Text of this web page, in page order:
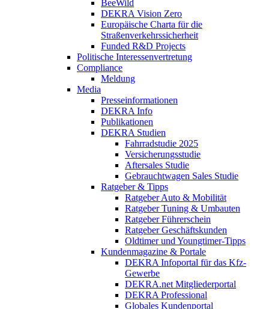
BeeWild
DEKRA Vision Zero
Europäische Charta für die
Straßenverkehrssicherheit
Funded R&D Projects
Politische Interessenvertretung
Compliance
Meldung
Media
Presseinformationen
DEKRA Info
Publikationen
DEKRA Studien
Fahrradstudie 2025
Versicherungsstudie
Aftersales Studie
Gebrauchtwagen Sales Studie
Ratgeber & Tipps
Ratgeber Auto & Mobilität
Ratgeber Tuning & Umbauten
Ratgeber Führerschein
Ratgeber Geschäftskunden
Oldtimer und Youngtimer-Tipps
Kundenmagazine & Portale
DEKRA Infoportal für das Kfz-
Gewerbe
DEKRA.net Mitgliederportal
DEKRA Professional
Globales Kundenportal